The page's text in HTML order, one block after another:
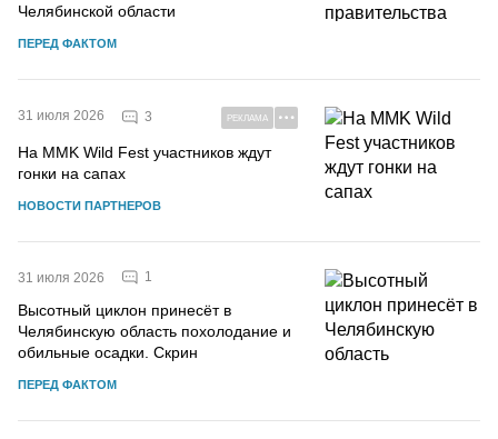
Челябинской области
ПЕРЕД ФАКТОМ
31 июля 2026 3 РЕКЛАМА
На MMK Wild Fest участников ждут
гонки на сапах
НОВОСТИ ПАРТНЕРОВ
31 июля 2026 1
Высотный циклон принесёт в
Челябинскую область похолодание и
обильные осадки. Скрин
ПЕРЕД ФАКТОМ